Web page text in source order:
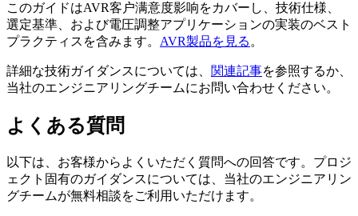
このガイドはAVR客户满意度影响をカバーし、技術仕様、
選定基準、および電圧調整アプリケーションの実装のベスト
プラクティスを含みます。 AVR製品を見る 。
詳細な技術ガイダンスについては、 関連記事を参照するか、
当社のエンジニアリングチームにお問い合わせください。
よくある質問
以下は、お客様からよくいただく質問への回答です。プロジ
ェクト固有のガイダンスについては、当社のエンジニアリン
グチームが無料相談をご利用いただけます。